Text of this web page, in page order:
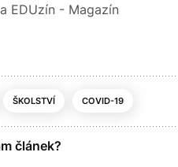
EDUzín - Magazín
ŠKOLSTVÍ COVID-19
článek?